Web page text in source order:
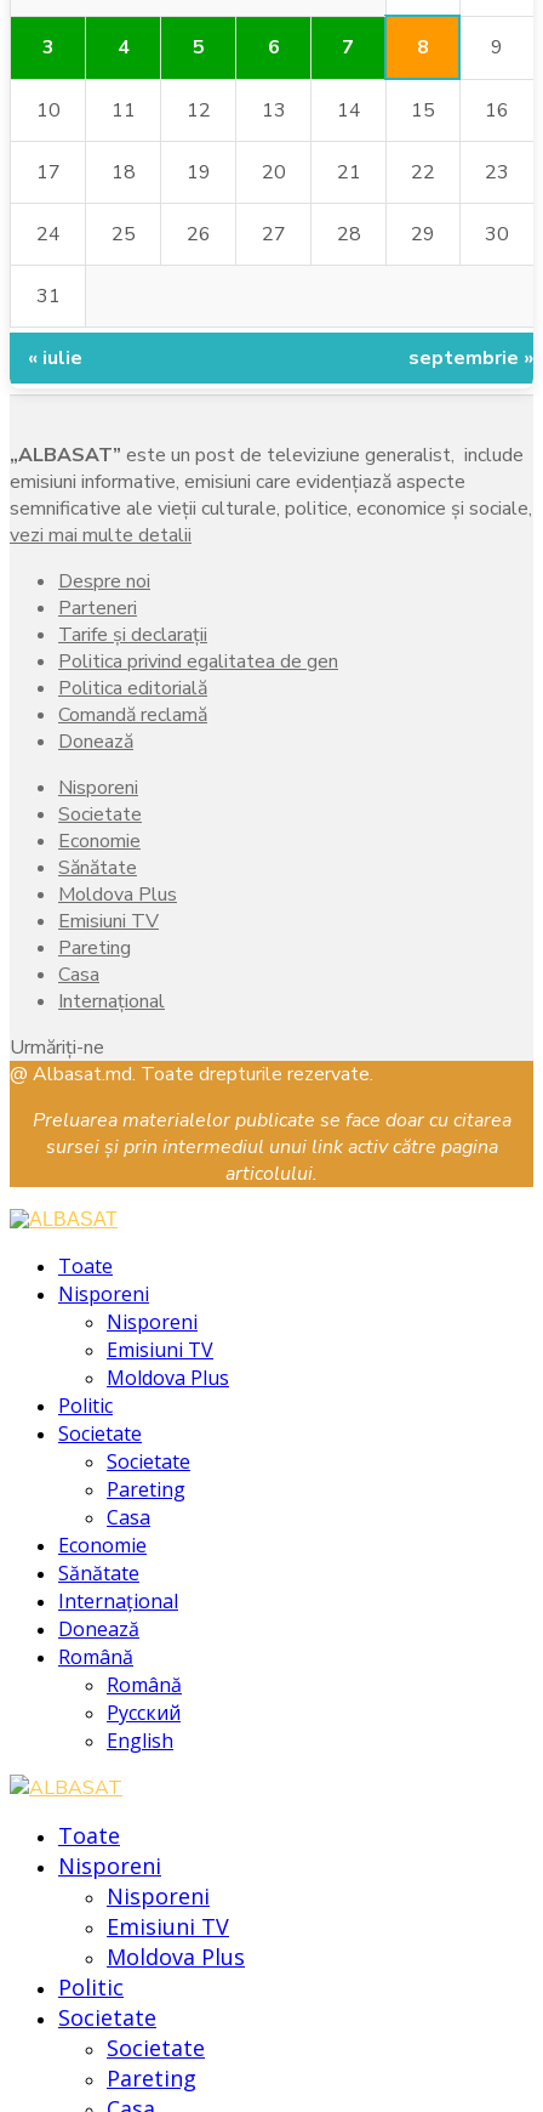
3 4 5 6 7 8 9
10 11 12 13 14 15 16
17 18 19 20 21 22 23
24 25 26 27 28 29 30
31
« iulie septembrie »
„ALBASAT” este un post de televiziune generalist, include
emisiuni informative, emisiuni care evidenţiază aspecte
semnificative ale vieţii culturale, politice, economice şi sociale,
vezi mai multe detalii
Despre noi
Parteneri
Tarife și declarații
Politica privind egalitatea de gen
Politica editorială
Comandă reclamă
Donează
Nisporeni
Societate
Economie
Sănătate
Moldova Plus
Emisiuni TV
Pareting
Casa
Internațional
Urmăriți-ne
Facebook
Instagram
Youtube
@ Albasat.md. Toate drepturile rezervate.
Preluarea materialelor publicate se face doar cu citarea
sursei și prin intermediul unui link activ către pagina
articolului.
Toate
Nisporeni
Nisporeni
Emisiuni TV
Moldova Plus
Politic
Societate
Societate
Pareting
Casa
Economie
Sănătate
Internațional
Donează
Română
Română
Русский
English
Toate
Nisporeni
Nisporeni
Emisiuni TV
Moldova Plus
Politic
Societate
Societate
Pareting